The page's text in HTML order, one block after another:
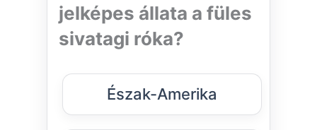
jelképes állata a füles
sivatagi róka?
Észak-Amerika